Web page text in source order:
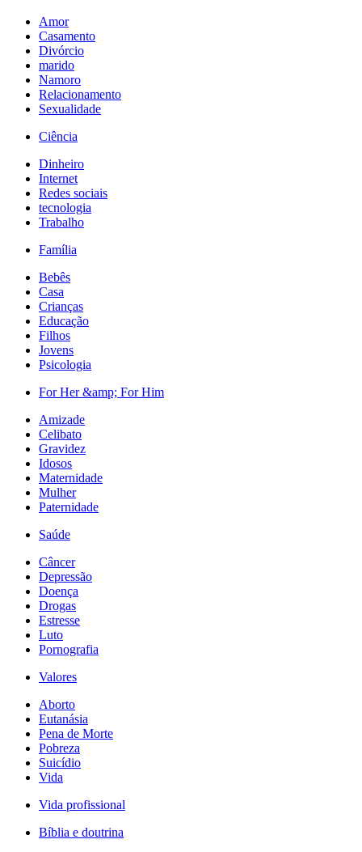
Amor
Casamento
Divórcio
marido
Namoro
Relacionamento
Sexualidade
Ciência
Dinheiro
Internet
Redes sociais
tecnologia
Trabalho
Família
Bebês
Casa
Crianças
Educação
Filhos
Jovens
Psicologia
For Her &amp; For Him
Amizade
Celibato
Gravidez
Idosos
Maternidade
Mulher
Paternidade
Saúde
Câncer
Depressão
Doença
Drogas
Estresse
Luto
Pornografia
Valores
Aborto
Eutanásia
Pena de Morte
Pobreza
Suicídio
Vida
Vida profissional
Bíblia e doutrina